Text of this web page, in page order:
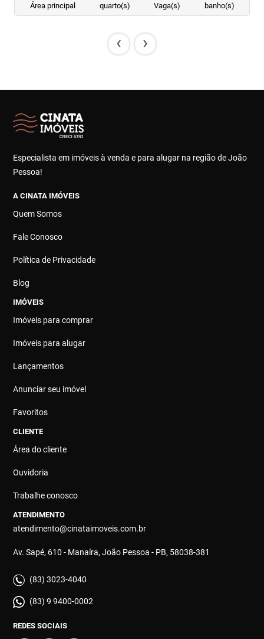
Área principal
quarto(s)
Vaga(s)
banho(s)
‹ ›
Especialista em imóveis à venda e para alugar na região de João
Pessoa!
A CINATA IMÓVEIS
Quem Somos
Fale Conosco
Política de Privacidade
Blog
IMÓVEIS
Imóveis para comprar
Imóveis para alugar
Lançamentos
Anunciar seu imóvel
Favoritos
CLIENTE
Área do cliente
Ouvidoria
Trabalhe conosco
ATENDIMENTO
atendimento@cinataimoveis.com.br
Av. Sapé, 610 - Manaíra, João Pessoa - PB, 58038-381
(83) 3023-4040
(83) 9 9400-0002
REDES SOCIAIS